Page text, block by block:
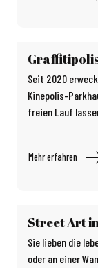
Seit 2020
Kinepolis-
freien Lauf
Mehr erfahren
Street Art
Sie lieben die
oder an einer